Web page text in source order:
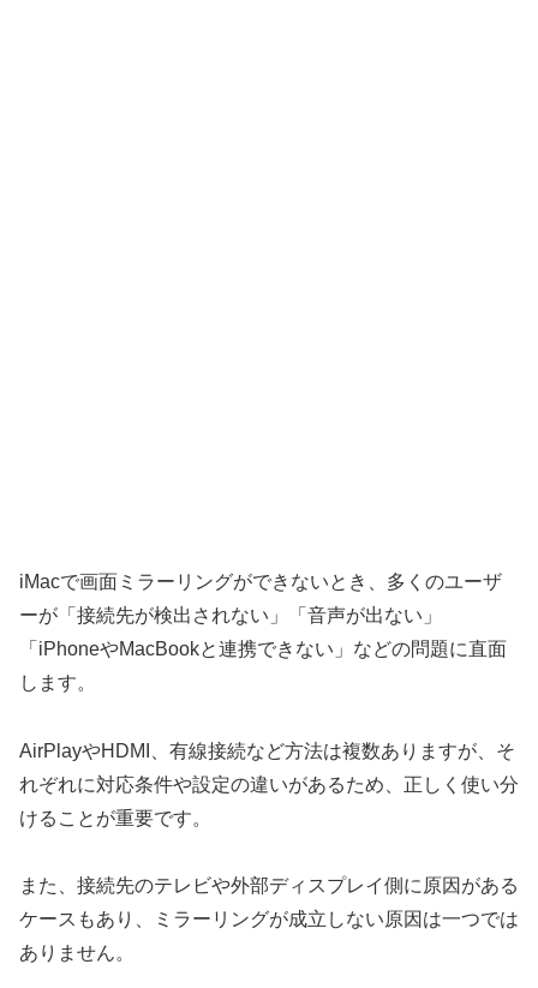
iMacで画面ミラーリングができないとき、多くのユーザ
ーが「接続先が検出されない」「音声が出ない」
「iPhoneやMacBookと連携できない」などの問題に直面
します。
AirPlayやHDMI、有線接続など方法は複数ありますが、そ
れぞれに対応条件や設定の違いがあるため、正しく使い分
けることが重要です。
また、接続先のテレビや外部ディスプレイ側に原因がある
ケースもあり、ミラーリングが成立しない原因は一つでは
ありません。